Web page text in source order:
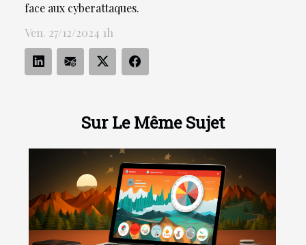
Sur Le Même Sujet
face aux cyberattaques.
Ven. 27/12/2024 1h